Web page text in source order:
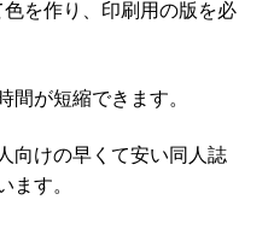
を作り、印刷用の版を必
間が短縮できます。
向けの早くて安い同人誌
す。